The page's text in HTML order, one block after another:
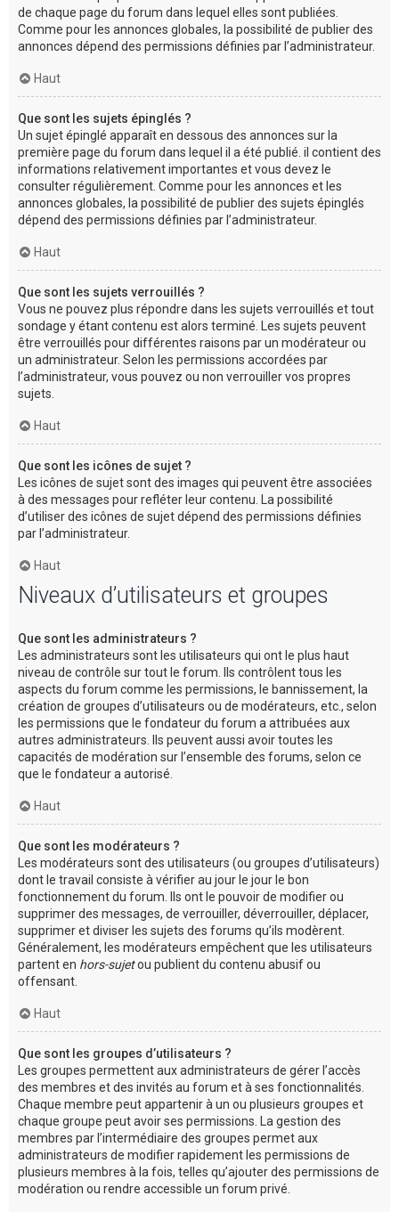
de chaque page du forum dans lequel elles sont publiées.
Comme pour les annonces globales, la possibilité de publier des
annonces dépend des permissions définies par l’administrateur.
Haut
Que sont les sujets épinglés ?
Un sujet épinglé apparaît en dessous des annonces sur la
première page du forum dans lequel il a été publié. il contient des
informations relativement importantes et vous devez le
consulter régulièrement. Comme pour les annonces et les
annonces globales, la possibilité de publier des sujets épinglés
dépend des permissions définies par l’administrateur.
Haut
Que sont les sujets verrouillés ?
Vous ne pouvez plus répondre dans les sujets verrouillés et tout
sondage y étant contenu est alors terminé. Les sujets peuvent
être verrouillés pour différentes raisons par un modérateur ou
un administrateur. Selon les permissions accordées par
l’administrateur, vous pouvez ou non verrouiller vos propres
sujets.
Haut
Que sont les icônes de sujet ?
Les icônes de sujet sont des images qui peuvent être associées
à des messages pour refléter leur contenu. La possibilité
d’utiliser des icônes de sujet dépend des permissions définies
par l’administrateur.
Haut
Niveaux d’utilisateurs et groupes
Que sont les administrateurs ?
Les administrateurs sont les utilisateurs qui ont le plus haut
niveau de contrôle sur tout le forum. Ils contrôlent tous les
aspects du forum comme les permissions, le bannissement, la
création de groupes d’utilisateurs ou de modérateurs, etc., selon
les permissions que le fondateur du forum a attribuées aux
autres administrateurs. Ils peuvent aussi avoir toutes les
capacités de modération sur l’ensemble des forums, selon ce
que le fondateur a autorisé.
Haut
Que sont les modérateurs ?
Les modérateurs sont des utilisateurs (ou groupes d’utilisateurs)
dont le travail consiste à vérifier au jour le jour le bon
fonctionnement du forum. Ils ont le pouvoir de modifier ou
supprimer des messages, de verrouiller, déverrouiller, déplacer,
supprimer et diviser les sujets des forums qu’ils modèrent.
Généralement, les modérateurs empêchent que les utilisateurs
partent en hors-sujetou publient du contenu abusif ou
offensant.
Haut
Que sont les groupes d’utilisateurs ?
Les groupes permettent aux administrateurs de gérer l’accès
des membres et des invités au forum et à ses fonctionnalités.
Chaque membre peut appartenir à un ou plusieurs groupes et
chaque groupe peut avoir ses permissions. La gestion des
membres par l’intermédiaire des groupes permet aux
administrateurs de modifier rapidement les permissions de
plusieurs membres à la fois, telles qu’ajouter des permissions de
modération ou rendre accessible un forum privé.